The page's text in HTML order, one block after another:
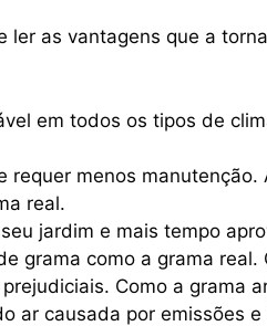
as vantagens que a
em todos os tipos de
requer menos
real.
jardim e mais tempo
grama como a grama real.
Como a grama
ar causada por emissões